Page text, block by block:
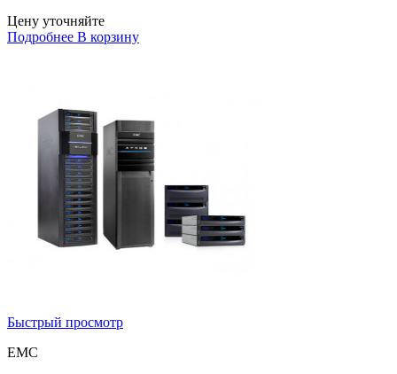
Цену уточняйте
Подробнее В корзину
Быстрый просмотр
EMC